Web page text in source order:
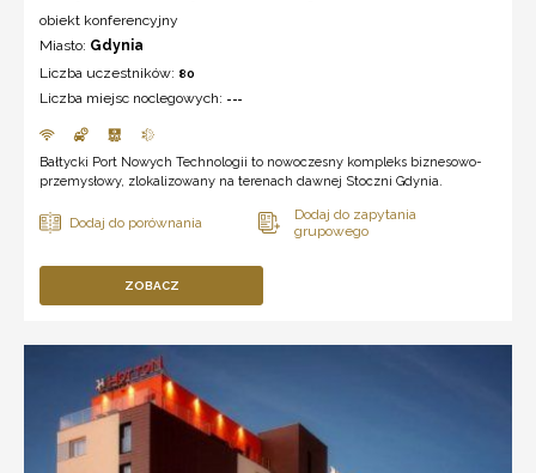
obiekt konferencyjny
Miasto: Gdynia
Liczba uczestników: 80
Liczba miejsc noclegowych: ---
Bałtycki Port Nowych Technologii to nowoczesny kompleks biznesowo-
przemysłowy, zlokalizowany na terenach dawnej Stoczni Gdynia.
ZOBACZ